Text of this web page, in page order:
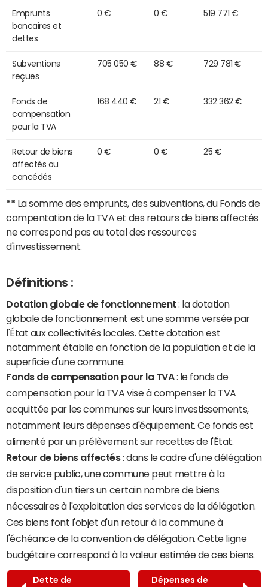
Emprunts
bancaires et
dettes
0 € 0 € 519 771 €
Subventions
reçues
705 050 € 88 € 729 781 €
Fonds de
compensation
pour la TVA
168 440 € 21 € 332 362 €
Retour de biens
affectés ou
concédés
0 € 0 € 25 €
** La somme des emprunts, des subventions, du Fonds de
compentation de la TVA et des retours de biens affectés
ne correspond pas au total des ressources
d'investissement.
Définitions :
Dotation globale de fonctionnement : la dotation
globale de fonctionnement est une somme versée par
l'État aux collectivités locales. Cette dotation est
notamment établie en fonction de la population et de la
superficie d'une commune.
Fonds de compensation pour la TVA: le fonds de
compensation pour la TVA vise à compenser la TVA
acquittée par les communes sur leurs investissements,
notamment leurs dépenses d'équipement. Ce fonds est
alimenté par un prélèvement sur recettes de l'État.
Retour de biens affectés: dans le cadre d'une délégation
de service public, une commune peut mettre à la
disposition d'un tiers un certain nombre de biens
nécessaires à l'exploitation des services de la délégation.
Ces biens font l'objet d'un retour à la commune à
l'échéance de la convention de délégation. Cette ligne
budgétaire correspond à la valeur estimée de ces biens.
Dette de
Dépenses de